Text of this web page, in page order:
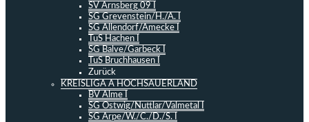
SV Arnsberg 09 I
SG Grevenstein/H./A. I
SG Allendorf/Amecke I
TuS Hachen I
SG Balve/Garbeck I
TuS Bruchhausen I
Zurück
KREISLIGA A HOCHSAUERLAND
BV Alme I
SG Ostwig/Nuttlar/Valmetal I
SG Arpe/W./C./D./S. I